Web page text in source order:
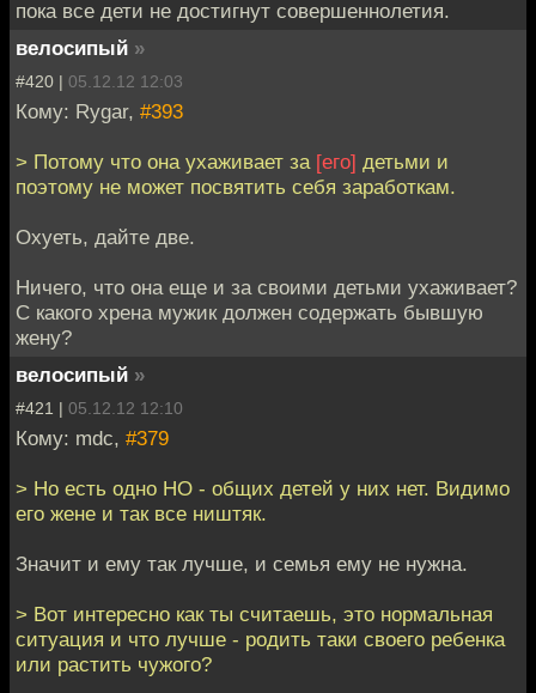
пока все дети не достигнут совершеннолетия.
велосипый »
#420 | 05.12.12 12:03
Кому: Rygar, #393
> Потому что она ухаживает за [его] детьми и
поэтому не может посвятить себя заработкам.
Охуеть, дайте две.
Ничего, что она еще и за своими детьми ухаживает?
С какого хрена мужик должен содержать бывшую
жену?
велосипый »
#421 | 05.12.12 12:10
Кому: mdc, #379
> Но есть одно НО - общих детей у них нет. Видимо
его жене и так все ништяк.
Значит и ему так лучше, и семья ему не нужна.
> Вот интересно как ты считаешь, это нормальная
ситуация и что лучше - родить таки своего ребенка
или растить чужого?